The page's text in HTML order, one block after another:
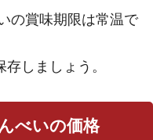
の賞味期限は常温で
しましょう。
べいの価格